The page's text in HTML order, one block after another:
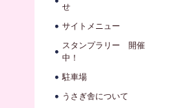
せ
サイトメニュー
スタンプラリー 開催
中！
駐車場
うさぎ舎について